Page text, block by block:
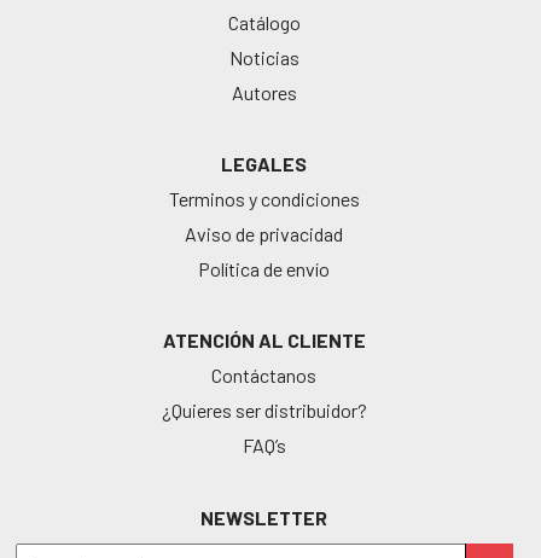
Catálogo
Noticias
Autores
LEGALES
Terminos y condiciones
Aviso de privacidad
Política de envío
ATENCIÓN AL CLIENTE
Contáctanos
¿Quieres ser distribuidor?
FAQ’s
NEWSLETTER